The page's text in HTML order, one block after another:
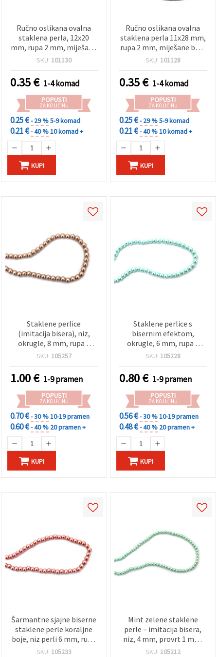
Ručno oslikana ovalna
staklena perla, 12x20
mm, rupa 2 mm, miješane
boje - 1 komad
SKU: 101130
0.35€ 1-4 komad
POPUSTI
ZA KOLIČINU
0.25 €- 29 %5-9 komad
0.21 €- 40 %10 komad +
KUPI
Ručno oslikana ovalna
staklena perla 11x28 mm,
rupa 2 mm, miješane boje
- 1 komad
SKU: 101128
0.35€ 1-4 komad
POPUSTI
ZA KOLIČINU
0.25 €- 29 %5-9 komad
0.21 €- 40 %10 komad +
KUPI
Staklene perlice
(imitacija bisera), niz,
okrugle, 8 mm, rupa 1
mm, kapućino, ±80 cm
nakita i rukotvorina
SKU: 105257
1.00€ 1-9 pramen
POPUSTI
ZA KOLIČINU
0.70 €- 30 %10-19 pramen
0.60 €- 40 % 20 pramen +
KUPI
Staklene perlice s
bisernim efektom,
okrugle, 6 mm, rupa 1
mm, svijetli akvamarin,
DIY izradu nakita i
dodataka
SKU: 105228
0.80€ 1-9 pramen
POPUSTI
ZA KOLIČINU
0.56 €- 30 %10-19 pramen
0.48 €- 40 % 20 pramen +
KUPI
Šarmantne sjajne biserne
staklene perle koraljne
boje, niz perli 6 mm, rupa
1 mm – savršene za
SKU: 105233
Mint zelene staklene
perle – imitacija bisera,
niz, 4 mm, provrt 1 mm,
±80 cm, cca 216 kom, za
SKU: 105212